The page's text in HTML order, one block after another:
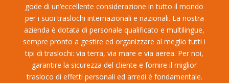
gode di un’eccellente considerazione in tutto il mondo
per i suoi traslochi internazionali e nazionali. La nostra
azienda è dotata di personale qualificato e multilingue,
sempre pronto a gestire ed organizzare al meglio tutti i
tipi di traslochi: via terra, via mare e via aerea. Per noi,
garantire la sicurezza del cliente e fornire il miglior
trasloco di effetti personali ed arredi è fondamentale.